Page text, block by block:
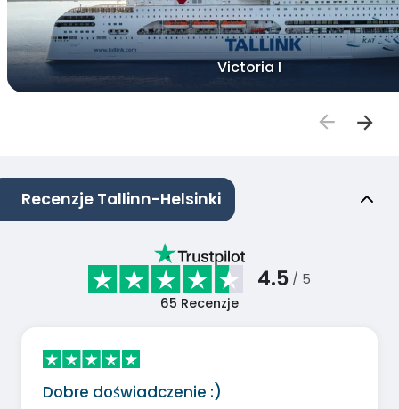
Victoria I
Recenzje Tallinn-Helsinki
4.5 / 5
65 Recenzje
Dobre doświadczenie :)